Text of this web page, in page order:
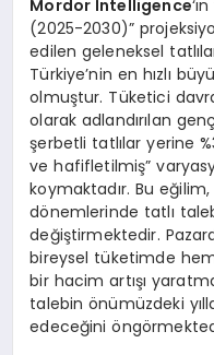
Mordor Intelligence
(2025-2030)”
edilen geleneksel
Türkiye’nin en hızlı
olmuştur. Tüketici
olarak adlandırılan
şerbetli tatlılar yerine
ve hafifletilmiş”
koymaktadır. Bu
dönemlerinde tatlı
değiştirmektedir.
bireysel tüketimde
bir hacim artışı
talebin önümüzdeki
edeceğini